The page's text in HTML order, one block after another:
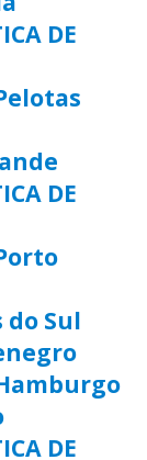
DE
DE
do Sul
DE